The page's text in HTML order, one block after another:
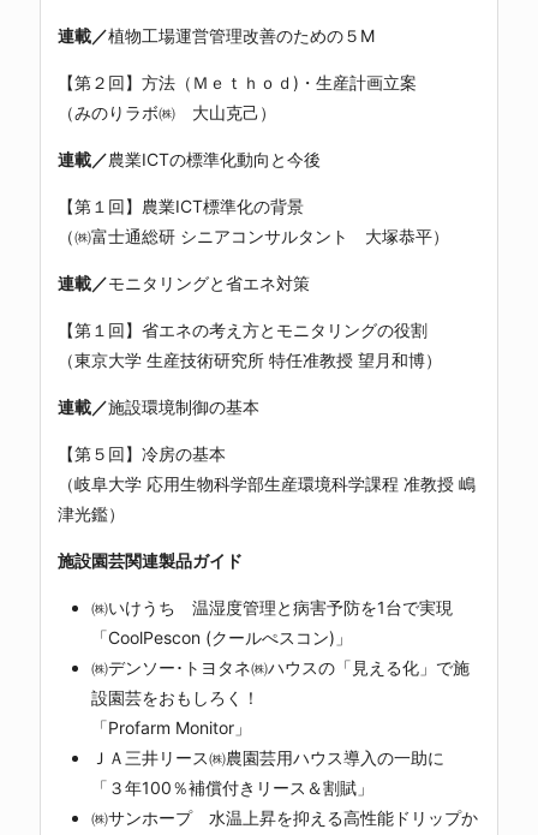
連載／植物工場運営管理改善のための５M
【第２回】方法（Ｍｅｔｈｏｄ)・生産計画立案
（みのりラボ㈱ 大山克己）
連載／農業ICTの標準化動向と今後
【第１回】農業ICT標準化の背景
（㈱富士通総研 シニアコンサルタント 大塚恭平）
連載／モニタリングと省エネ対策
【第１回】省エネの考え方とモニタリングの役割
（東京大学 生産技術研究所 特任准教授 望月和博）
連載／施設環境制御の基本
【第５回】冷房の基本
（岐阜大学 応用生物科学部生産環境科学課程 准教授 嶋
津光鑑）
施設園芸関連製品ガイド
㈱いけうち 温湿度管理と病害予防を1台で実現
「CoolPescon (クールぺスコン)」
㈱デンソー･トヨタネ㈱ハウスの「見える化」で施
設園芸をおもしろく！
「Profarm Monitor」
ＪＡ三井リース㈱農園芸用ハウス導入の一助に
「３年100％補償付きリース＆割賦」
㈱サンホープ 水温上昇を抑える高性能ドリップか